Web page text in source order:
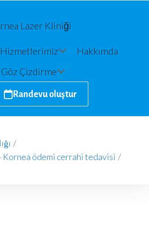
Hizmetlerimiz
Hakkımda
Çizdirme
Randevu oluştur
/
Kornea ödemi cerrahi tedavisi /